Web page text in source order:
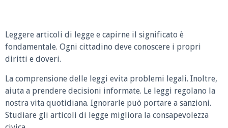
Leggere articoli di legge e capirne il significato è
fondamentale. Ogni cittadino deve conoscere i propri
diritti e doveri.
La comprensione delle leggi evita problemi legali. Inoltre,
aiuta a prendere decisioni informate. Le leggi regolano la
nostra vita quotidiana. Ignorarle può portare a sanzioni.
Studiare gli articoli di legge migliora la consapevolezza